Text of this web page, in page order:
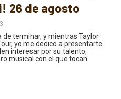
26 de agosto
de terminar, y mientras Taylor
yo me dedico a presentarte
interesar por su talento,
musical con el que tocan.